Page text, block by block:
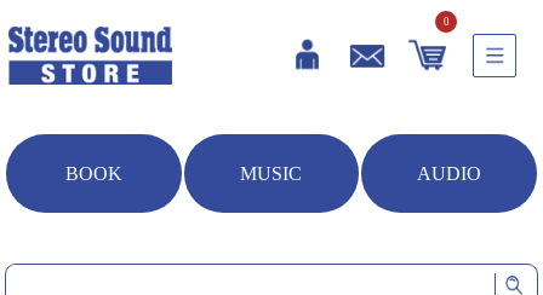
0
BOOK MUSIC AUDIO
ドヴォルザーク:交響曲第九番「新世界より」 (シングルレイヤーSAC